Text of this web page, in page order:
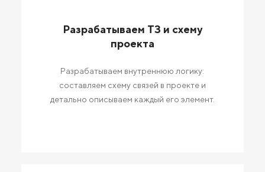
Разрабатываем ТЗ и схему
проекта
Разрабатываем внутреннюю логику:
составляем схему связей в проекте и
детально описываем каждый его элемент.